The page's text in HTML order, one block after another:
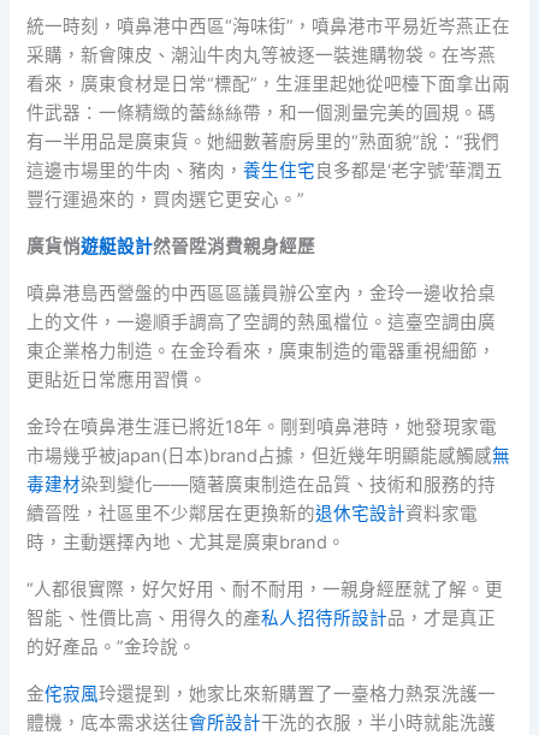
統一時刻，噴鼻港中西區“海味街”，噴鼻港市平易近岑燕正在
采購，新會陳皮、潮汕牛肉丸等被逐一裝進購物袋。在岑燕
看來，廣東食材是日常“標配”，生涯里起她從吧檯下面拿出兩
件武器：一條精緻的蕾絲絲帶，和一個測量完美的圓規。碼
有一半用品是廣東貨。她細數著廚房里的“熟面貌”說：“我們
這邊市場里的牛肉、豬肉，養生住宅良多都是‘老字號’華潤五
豐行運過來的，買肉選它更安心。”
廣貨悄遊艇設計然晉陞消費親身經歷
噴鼻港島西營盤的中西區區議員辦公室內，金玲一邊收拾桌
上的文件，一邊順手調高了空調的熱風檔位。這臺空調由廣
東企業格力制造。在金玲看來，廣東制造的電器重視細節，
更貼近日常應用習慣。
金玲在噴鼻港生涯已將近18年。剛到噴鼻港時，她發現家電
市場幾乎被japan(日本)brand占據，但近幾年明顯能感觸感無
毒建材染到變化——隨著廣東制造在品質、技術和服務的持
續晉陞，社區里不少鄰居在更換新的退休宅設計資料家電
時，主動選擇內地、尤其是廣東brand。
“人都很實際，好欠好用、耐不耐用，一親身經歷就了解。更
智能、性價比高、用得久的產私人招待所設計品，才是真正
的好產品。”金玲說。
金侘寂風玲還提到，她家比來新購置了一臺格力熱泵洗護一
體機，底本需求送往會所設計干洗的衣服，半小時就能洗護